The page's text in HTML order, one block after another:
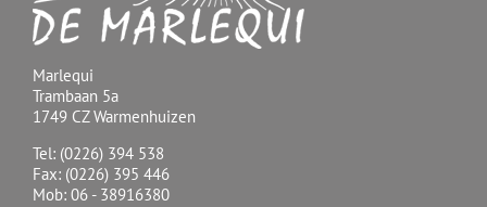
Marlequi
Trambaan 5a
1749 CZ Warmenhuizen
Tel: (0226) 394 538
Fax: (0226) 395 446
Mob: 06 - 38916380